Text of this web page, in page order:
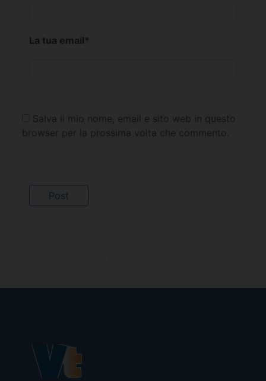
La tua email*
Salva il mio nome, email e sito web in questo
browser per la prossima volta che commento.